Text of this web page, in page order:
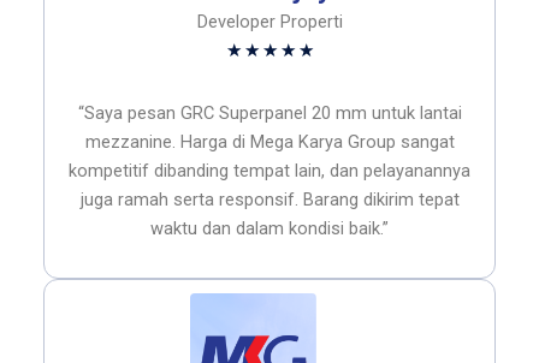
Developer Properti
★ ★ ★ ★ ★Rated
out
of
5
“Saya pesan GRC Superpanel 20 mm untuk lantai
mezzanine. Harga di Mega Karya Group sangat
kompetitif dibanding tempat lain, dan pelayanannya
juga ramah serta responsif. Barang dikirim tepat
waktu dan dalam kondisi baik.”